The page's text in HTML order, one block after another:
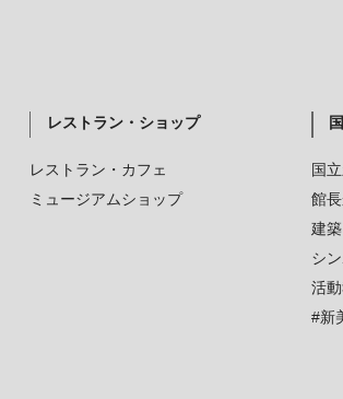
レストラン・ショップ
レストラン・カフェ
ミュージアムショップ
国
館
建築
シ
活
#新